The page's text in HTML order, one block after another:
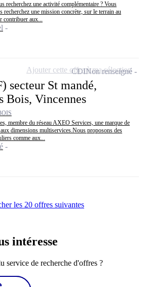
une activité complémentaire ? Vous
recherchez une mission concrète, sur le terrain au
contribuer aux...
secteur St mandé,
Bois, Vincennes
membre du réseau AXEO Services, une marque de
dimensions multiservices.Nous proposons des
comme aux...
CDINon renseigné
Ajouter cette offre à ma sélection
les 20 offres suivantes
intéresse
service de recherche d'offres ?